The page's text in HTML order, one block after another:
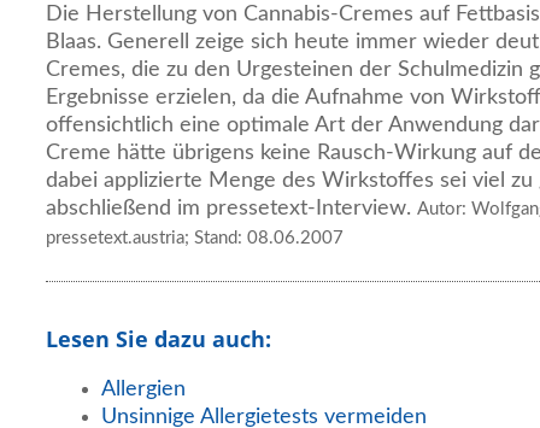
Die Herstellung von Cannabis-Cremes auf
Blaas. Generell zeige sich heute immer wieder
Cremes, die zu den Urgesteinen der Schulmedizin
Ergebnisse erzielen, da die Aufnahme von
offensichtlich eine optimale Art der Anwendung
Creme hätte übrigens keine Rausch-Wirkung auf
dabei applizierte Menge des Wirkstoffes sei viel zu
abschließend im pressetext-Interview. Autor:
pressetext.austria; Stand: 08.06.2007
Lesen Sie dazu auch:
Allergien
Unsinnige Allergietests vermeiden